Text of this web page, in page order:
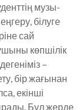
музы­
білуге
сай
көпшілік
–
бір жағынан
екінші
Бұл жерде